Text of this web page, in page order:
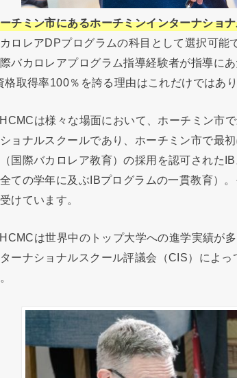
チミン市にあるホーチミンインターナショ
ロレアDPプログラムの科目として選択可能
バカロレアプログラム指導経験者が指導に
格取得率100％を誇る理由はこれだけではあ
は様々な場面において、ホーチミン市
ョナルスクールであり、ホーチミン市で最
国際バカロレア教育）の採用を認可された
ての学年に及ぶIBプログラムの一貫教育）
けています。
は世界中のトップ大学への進学実績が
ーナショナルスクール評議会（CIS）によ